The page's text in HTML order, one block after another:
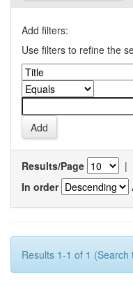
Add filters:
Use filters to refine the
Results/Page |
In order
Results 1-1 of 1